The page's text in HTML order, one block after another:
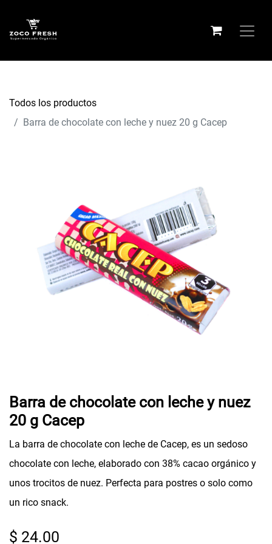
Todos los productos
Barra de chocolate con leche y nuez 20 g Cacep
Barra de chocolate con leche y nuez
20 g Cacep
La barra de chocolate con leche de Cacep, es un sedoso
chocolate con leche, elaborado con 38% cacao orgánico y
unos trocitos de nuez. Perfecta para postres o solo como
un rico snack.
$ 24.00